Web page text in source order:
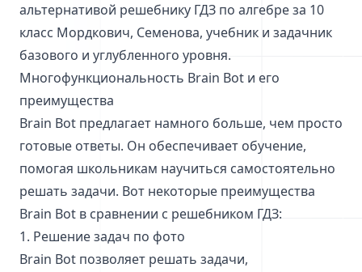
альтернативой решебнику ГДЗ по алгебре за 10
класс Мордкович, Семенова, учебник и задачник
базового и углубленного уровня.
Многофункциональность Brain Bot и его
преимущества
Brain Bot предлагает намного больше, чем просто
готовые ответы. Он обеспечивает обучение,
помогая школьникам научиться самостоятельно
решать задачи. Вот некоторые преимущества
Brain Bot в сравнении с решебником ГДЗ:
1. Решение задач по фото
Brain Bot позволяет решать задачи,